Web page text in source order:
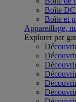
Boîte
Boîte et
Appareillage,
Explorer par